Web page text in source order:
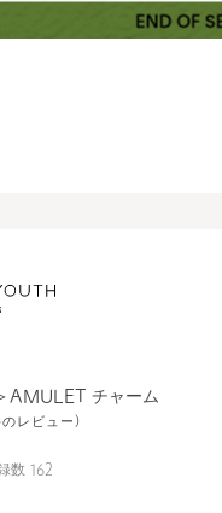
AMULET チャーム
レビュー)
数 162